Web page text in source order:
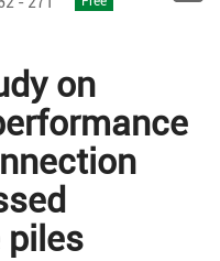
on
piles